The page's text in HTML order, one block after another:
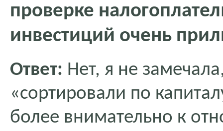
проверке
инвестиций очень
Ответ: Нет, я не
«сортировали по
более внимательно к